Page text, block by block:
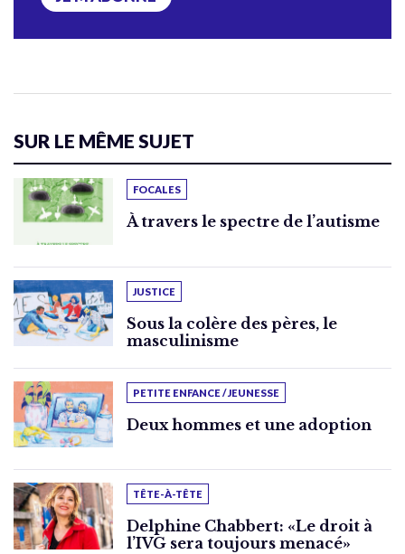
SUR LE MÊME SUJET
FOCALES
À travers le spectre de l’autisme
JUSTICE
Sous la colère des pères, le
masculinisme
PETITE ENFANCE / JEUNESSE
Deux hommes et une adoption
TÊTE-À-TÊTE
Delphine Chabbert: «Le droit à
l’IVG sera toujours menacé»